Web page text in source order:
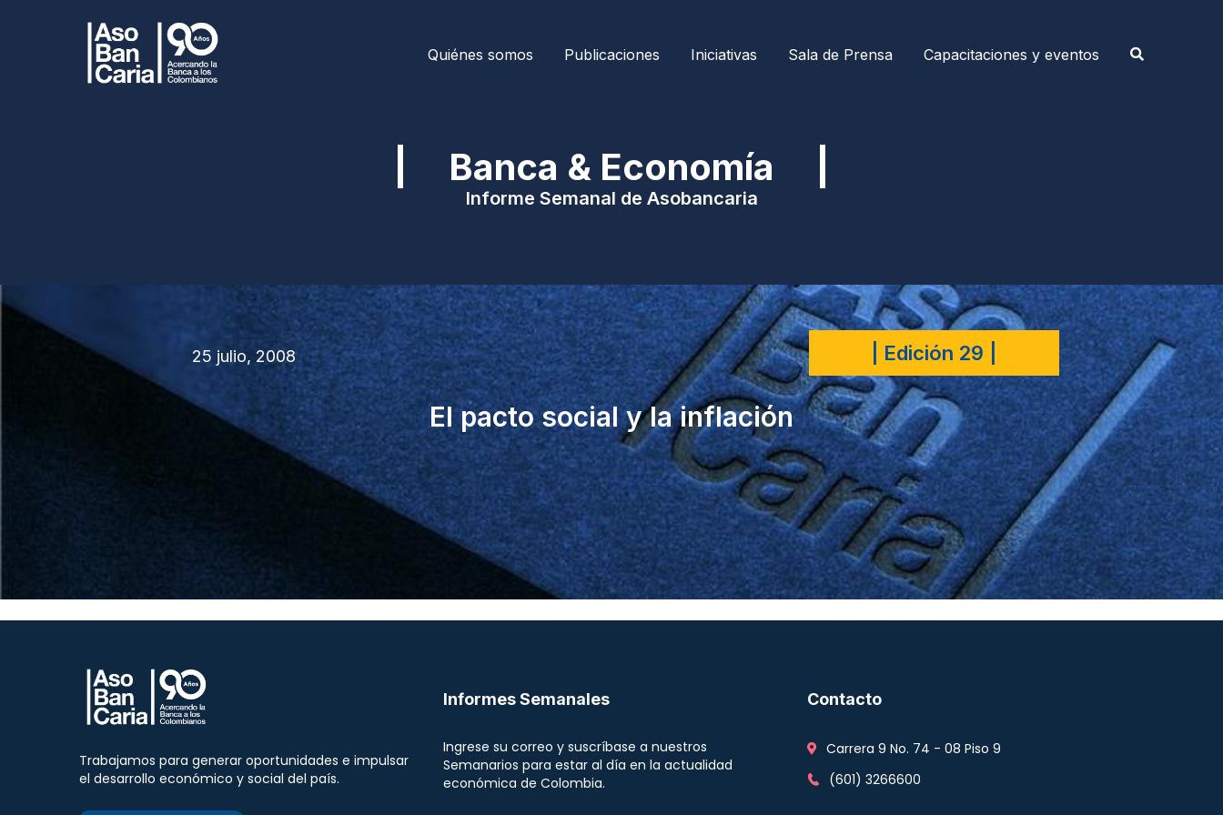
Quiénes somos Publicaciones Iniciativas Sala de Prensa Capacitaciones y eventos
| Banca & Economía |
Informe Semanal de Asobancaria
25 julio, 2008 | Edición 29 |
El pacto social y la inflación
Trabajamos para generar oportunidades e impulsar
el desarrollo económico y social del país.
Informes Semanales
Ingrese su correo y suscríbase a nuestros
Semanarios para estar al día en la actualidad
económica de Colombia.
Contacto
Carrera 9 No. 74 - 08 Piso 9
(601) 3266600